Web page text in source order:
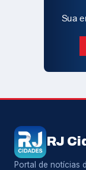
RJ
Portal de notícias